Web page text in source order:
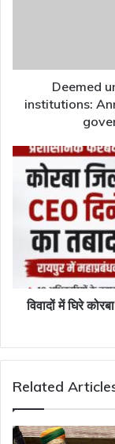
expresses
urges
conduct
probe
Deemed
institutions:
विवादों
कोरबा
जिला
पंचायत
CEO
दिनेश
कुमार
भेजे
विवादों में घिरे
Related